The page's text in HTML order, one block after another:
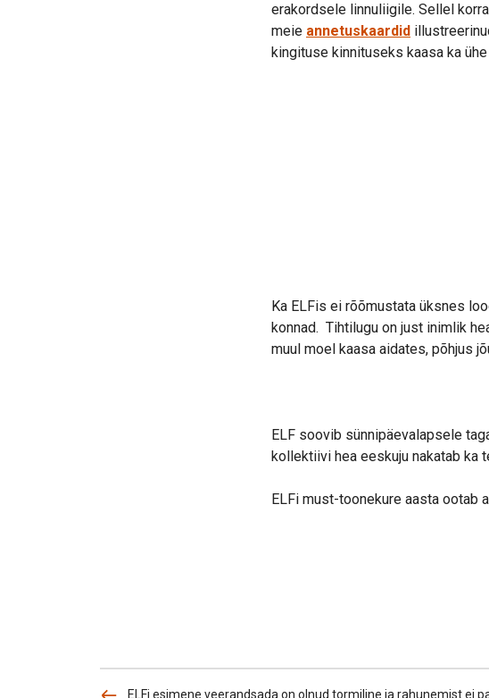
erakordsele linnuliigile. Sellel
meie annetuskaardid
kingituse kinnituseks kaasa ka
Ka ELFis ei rõõmustata üksnes
konnad. Tihtilugu on just inimlik
muul moel kaasa aidates, põhjus
ELF soovib sünnipäevalapsele
kollektiivi hea eeskuju nakatab ka
ELFi must-toonekure aasta ootab
ELFi esimene veerandsada on olnud tormiline ja rahunemist ei